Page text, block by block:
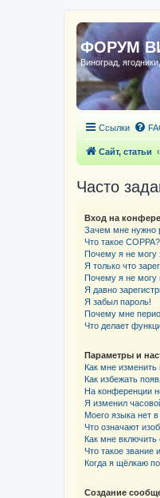
ФОРУМ
Виноград,
Ссылки
Сайт, статьи
Часто
Вход на
Зачем мне нужно
Что такое COPPA?
Почему я не могу
Я только что
Почему я не могу
Я давно
Я забыл пароль!
Почему мне
Что делает
Параметры и
Как мне изменить
Как избежать
На конференции
Я изменил
Моего языка нет в
Что означают
Как мне
Что такое звание
Когда я щёлкаю
Создание